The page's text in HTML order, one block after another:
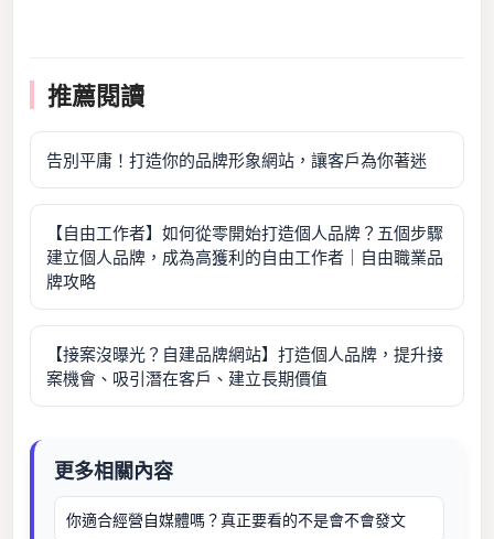
推薦閱讀
告別平庸！打造你的品牌形象網站，讓客戶為你著迷
【自由工作者】如何從零開始打造個人品牌？五個步驟
建立個人品牌，成為高獲利的自由工作者｜自由職業品
牌攻略
【接案沒曝光？自建品牌網站】打造個人品牌，提升接
案機會、吸引潛在客戶、建立長期價值
更多相關內容
你適合經營自媒體嗎？真正要看的不是會不會發文